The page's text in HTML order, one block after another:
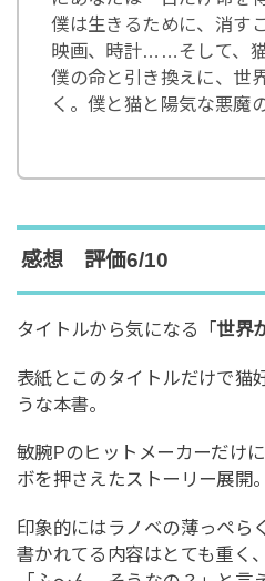
僕は生きるために、消す
映画、時計……そして、猫
僕の命と引き換えに、世
く。僕と猫と陽気な悪魔
感想 評価6/10
タイトルから気になる「世界
表紙とこのタイトルだけで猫
うな本書。
敏腕Pのヒットメーカーだけ
ボを押さえたストーリー展開。
印象的にはラノベの薄っぺら
書かれてる内容はとても重く